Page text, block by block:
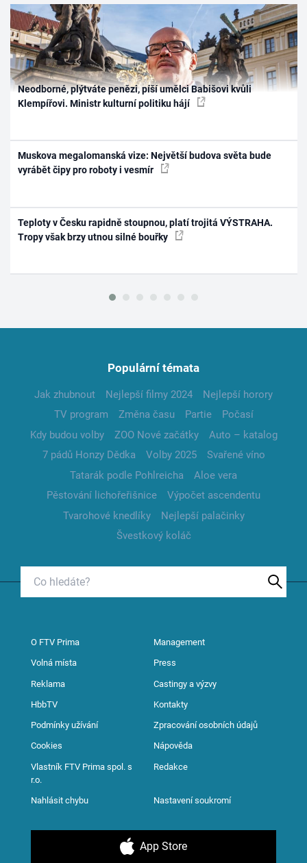
Neodborné, plýtváte penězi, píší umělci Babišovi kvůli
Klempířovi. Ministr kulturní politiku hájí
Muskova megalomanská vize: Největší budova světa bude
vyrábět čipy pro roboty i vesmír
Teploty v Česku rapidně stoupnou, platí trojitá VÝSTRAHA.
Tropy však brzy utnou silné bouřky
Populární témata
Jak zhubnout Nejlepší filmy 2024
Nejlepší horory
TV program
Změna času Partie
Počasí
Kdy budou volby
ZOO Nové začátky
Auto – katalog
7 pádů Honzy Dědka
Volby 2025
Svařené víno
Tatarák podle Pohlreicha
Aloe vera
Pěstování lichořeřišnice
Výpočet ascendentu
Tvarohové knedlíky
Nejlepší palačinky
Švestkový koláč
O FTV Prima Management
Volná místa Press
Reklama Castingy a výzvy
HbbTV Kontakty
Podmínky užívání Zpracování osobních údajů
Cookies Nápověda
Vlastník FTV Prima spol. s
r.o.
Redakce
Nahlásit chybu Nastavení soukromí
App Store